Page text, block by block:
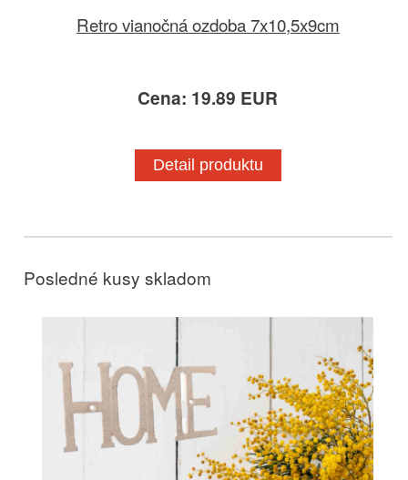
Retro vianočná ozdoba 7x10,5x9cm
Cena: 19.89 EUR
Detail produktu
Posledné kusy skladom